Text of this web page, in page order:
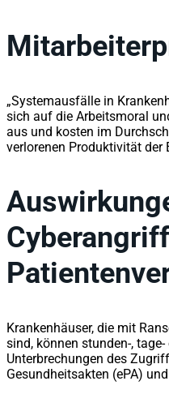
„Systemausfälle in
sich auf die Arbeitsmoral
aus und kosten im
verlorenen Produktivität der
Krankenhäuser, die mit
sind, können stunden-,
Unterbrechungen des
Gesundheitsakten (ePA)